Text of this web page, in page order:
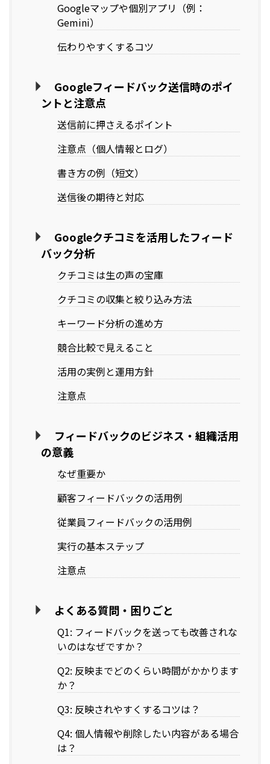
Googleマップや個別アプリ（例：
Gemini）
伝わりやすくするコツ
Googleフィードバック送信時のポイ
ントと注意点
送信前に押さえるポイント
注意点（個人情報とログ）
書き方の例（短文）
送信後の期待と対応
Googleクチコミを活用したフィード
バック分析
クチコミは生の声の宝庫
クチコミの収集と絞り込み方法
キーワード分析の進め方
競合比較で見えること
活用の実例と運用方針
注意点
フィードバックのビジネス・組織活用
の意義
なぜ重要か
顧客フィードバックの活用例
従業員フィードバックの活用例
実行の基本ステップ
注意点
よくある質問・困りごと
Q1: フィードバックを送っても改善されな
いのはなぜですか？
Q2: 反映までどのくらい時間がかかります
か？
Q3: 反映されやすくするコツは？
Q4: 個人情報や削除したい内容がある場合
は？